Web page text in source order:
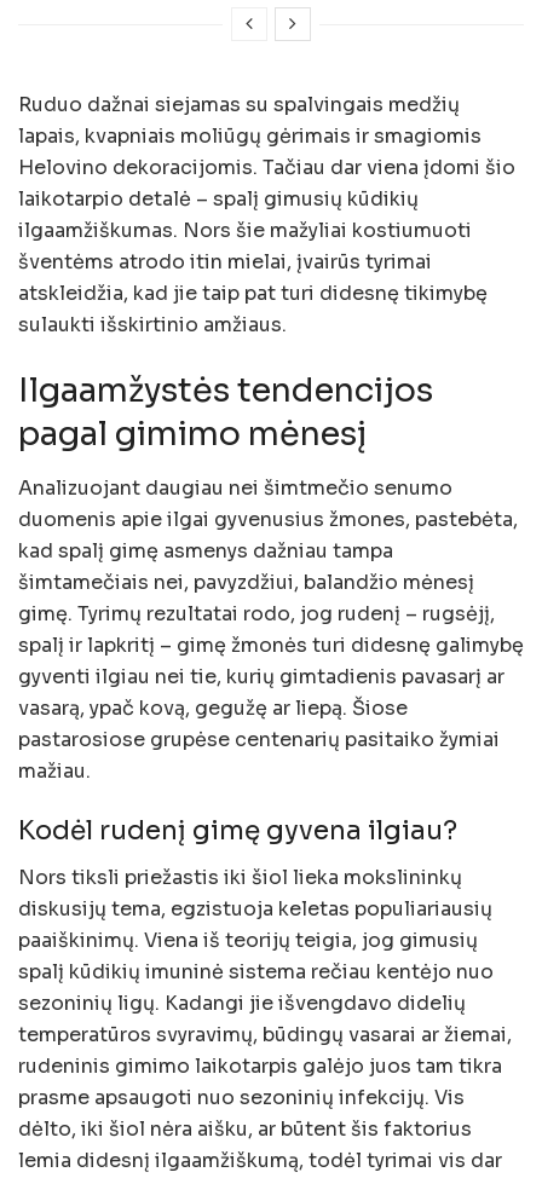
Ruduo dažnai siejamas su spalvingais medžių
lapais, kvapniais moliūgų gėrimais ir smagiomis
Helovino dekoracijomis. Tačiau dar viena įdomi šio
laikotarpio detalė – spalį gimusių kūdikių
ilgaamžiškumas. Nors šie mažyliai kostiumuoti
šventėms atrodo itin mielai, įvairūs tyrimai
atskleidžia, kad jie taip pat turi didesnę tikimybę
sulaukti išskirtinio amžiaus.
Ilgaamžystės tendencijos
pagal gimimo mėnesį
Analizuojant daugiau nei šimtmečio senumo
duomenis apie ilgai gyvenusius žmones, pastebėta,
kad spalį gimę asmenys dažniau tampa
šimtamečiais nei, pavyzdžiui, balandžio mėnesį
gimę. Tyrimų rezultatai rodo, jog rudenį – rugsėjį,
spalį ir lapkritį – gimę žmonės turi didesnę galimybę
gyventi ilgiau nei tie, kurių gimtadienis pavasarį ar
vasarą, ypač kovą, gegužę ar liepą. Šiose
pastarosiose grupėse centenarių pasitaiko žymiai
mažiau.
Kodėl rudenį gimę gyvena ilgiau?
Nors tiksli priežastis iki šiol lieka mokslininkų
diskusijų tema, egzistuoja keletas populiariausių
paaiškinimų. Viena iš teorijų teigia, jog gimusių
spalį kūdikių imuninė sistema rečiau kentėjo nuo
sezoninių ligų. Kadangi jie išvengdavo didelių
temperatūros svyravimų, būdingų vasarai ar žiemai,
rudeninis gimimo laikotarpis galėjo juos tam tikra
prasme apsaugoti nuo sezoninių infekcijų. Vis
dėlto, iki šiol nėra aišku, ar būtent šis faktorius
lemia didesnį ilgaamžiškumą, todėl tyrimai vis dar